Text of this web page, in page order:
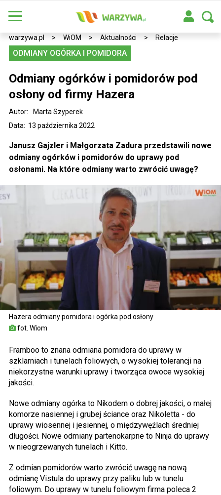
warzywa.pl > WiOM > Aktualności > Relacje
Hazera odmiany pomidora i ogórka pod osłony
fot. Wiom
ODMIANY OGÓRKA I POMIDORA
Odmiany ogórków i pomidorów pod
osłony od firmy Hazera
Data: 13 października 2022
Autor: Marta Szyperek
Janusz Gajzler i Małgorzata Zadura przedstawili nowe
odmiany ogórków i pomidorów do uprawy pod
osłonami. Na które odmiany warto zwrócić uwagę?
Framboo to znana odmiana pomidora do uprawy w
szklarniach i tunelach foliowych, o wysokiej tolerancji na
niekorzystne warunki uprawy i tworząca owoce wysokiej
jakości.
Nowe odmiany ogórka to Nikodem o dobrej jakości, o małej
komorze nasiennej i grubej ściance oraz Nikoletta - do
uprawy wiosennej i jesiennej, o międzywęźlach średniej
długości. Nowe odmiany partenokarpne to Ninja do uprawy
w nieogrzewanych tunelach i Kitto.
Z odmian pomidorów warto zwrócić uwagę na nową
odmianę Vistula do uprawy przy paliku lub w tunelu
foliowym. Do uprawy w tunelu foliowym firma poleca 2